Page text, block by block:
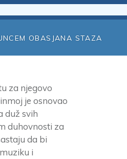
OBASJANA STAZA
za njegovo
je osnovao
duž svih
duhovnosti za
da bi
i